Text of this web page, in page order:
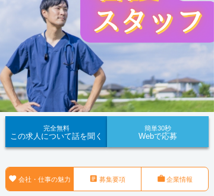
完全無料
この求人について話を聞く
簡単30秒
Webで応募
 会社・仕事の魅力  募集要項 企業情報